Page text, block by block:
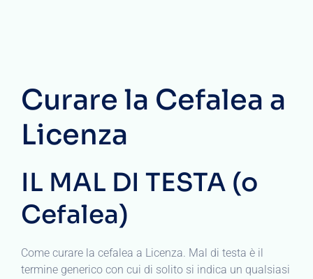
Curare la Cefalea a
Licenza
IL MAL DI TESTA (o
Cefalea)
Come curare la cefalea a Licenza. Mal di testa è il
termine generico con cui di solito si indica un qualsiasi